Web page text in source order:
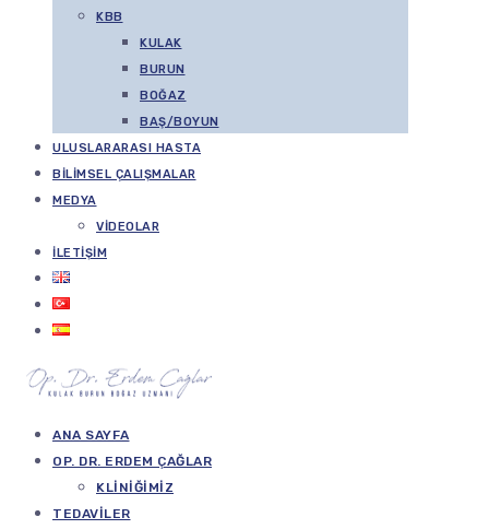
KBB
KULAK
BURUN
BOĞAZ
BAŞ/BOYUN
ULUSLARARASI HASTA
BILIMSEL ÇALIŞMALAR
MEDYA
VIDEOLAR
İLETIŞIM
ANA SAYFA
OP. DR. ERDEM ÇAĞLAR
KLINIĞIMIZ
TEDAVILER